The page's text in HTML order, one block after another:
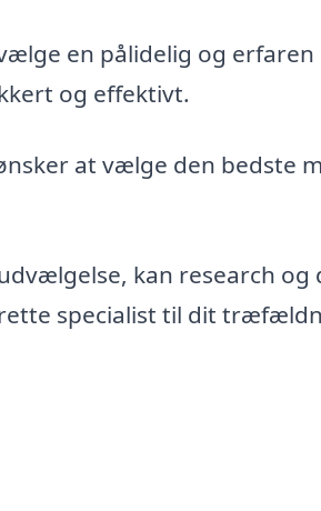
en pålidelig og erfaren
og effektivt.
at vælge den bedste
kan research og
specialist til dit